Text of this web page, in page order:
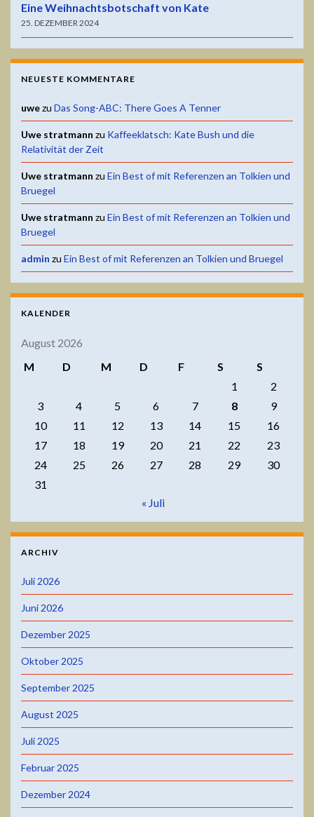
Eine Weihnachtsbotschaft von Kate
25. DEZEMBER 2024
NEUESTE KOMMENTARE
uwezu Das Song-ABC: There Goes A Tenner
Uwe stratmann zu Kaffeeklatsch: Kate Bush und die
Relativität der Zeit
Uwe stratmann zu Ein Best of mit Referenzen an Tolkien und
Bruegel
Uwe stratmann zu Ein Best of mit Referenzen an Tolkien und
Bruegel
admin zu Ein Best of mit Referenzen an Tolkien und Bruegel
KALENDER
August 2026
M
D M D F S
S
1
2
3
4 5 6 7 8
9
10
11 12 13 14 15
16
17
18 19 20 21 22
23
24
25 26 27 28 29
30
31
« Juli
ARCHIV
Juli 2026
Juni 2026
Dezember 2025
Oktober 2025
September 2025
August 2025
Juli 2025
Februar 2025
Dezember 2024